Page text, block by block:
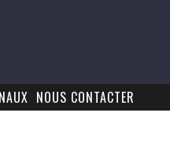
NOUS CONTACTER